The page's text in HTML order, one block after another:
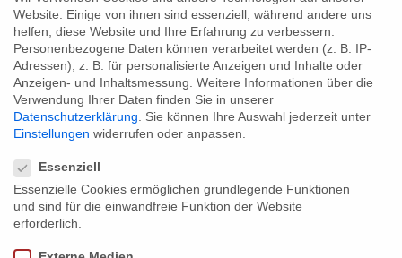
29
Apr.
Stephan Fröhlich
Erwerbsminderungsrente: Zuschlag ab Juli
beschlossen
Wer eine Erwerbsminderungsrente bezieht, erhält ab Juli
auf Bestandsrenten auswirken und warum das Verfahren
zur Auszahlung in zwei Stufen erfolgen soll.
Das Verfahren zur Zahlung von Zuschlägen auf
Erwerbsminderungsrenten und Renten wegen Todes
Website. Einige von ihnen sind essenziell, während andere uns
helfen, diese Website und Ihre Erfahrung zu verbessern.
Personenbezogene Daten können verarbeitet werden (z. B. IP-
Adressen), z. B. für personalisierte Anzeigen und Inhalte oder
Anzeigen- und Inhaltsmessung. Weitere Informationen über die
Verwendung Ihrer Daten finden Sie in unserer
Datenschutzerklärung
Sie können Ihre Auswahl jederzeit unter
Einstellungen widerrufen oder anpassen.
Essenziell
Essenzielle Cookies ermöglichen grundlegende Funktionen
und sind für die einwandfreie Funktion der Website
erforderlich.